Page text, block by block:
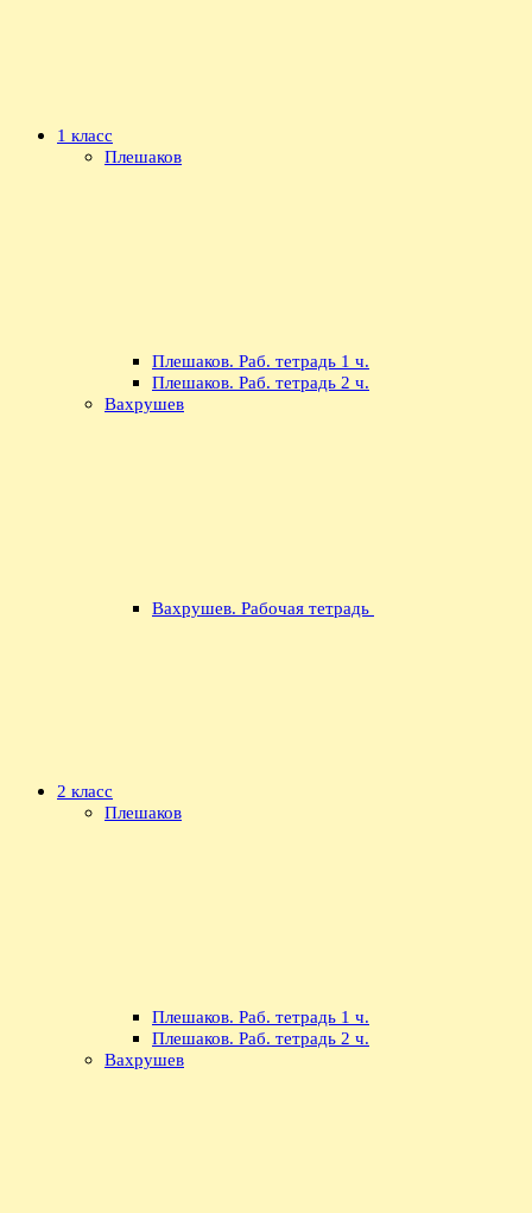
1 класс
Плешаков
Плешаков. Раб. тетрадь 1 ч.
Плешаков. Раб. тетрадь 2 ч.
Вахрушев
Вахрушев. Рабочая тетрадь
2 класс
Плешаков
Плешаков. Раб. тетрадь 1 ч.
Плешаков. Раб. тетрадь 2 ч.
Вахрушев